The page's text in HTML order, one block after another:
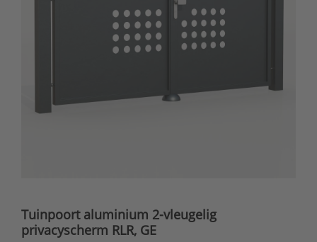
Tuinpoort aluminium 2-vleugelig
privacyscherm RLR, GE